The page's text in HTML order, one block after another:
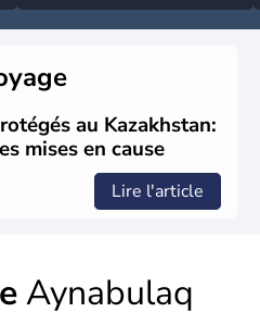
au Kazakhstan:
mises en cause
Lire l'article
Aynabulaq